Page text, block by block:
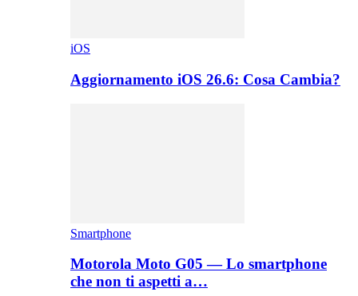
iOS
Aggiornamento iOS 26.6: Cosa Cambia?
Smartphone
Motorola Moto G05 — Lo smartphone
che non ti aspetti a…